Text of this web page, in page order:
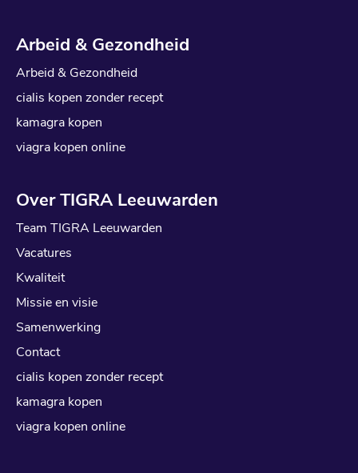
Arbeid & Gezondheid
Arbeid & Gezondheid
cialis kopen zonder recept
kamagra kopen
viagra kopen online
Over TIGRA Leeuwarden
Team TIGRA Leeuwarden
Vacatures
Kwaliteit
Missie en visie
Samenwerking
Contact
cialis kopen zonder recept
kamagra kopen
viagra kopen online